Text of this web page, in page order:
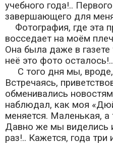
учебного года!..
завершающего для
Фотография, где эта
восседает на моём
Она была даже в газете
неё это фото осталось!..
С того дня мы, вроде,
Встречаясь,
обменивались
наблюдал, как моя
меняется. Маленькая, а
Давно же мы виделись
раз!.. Кажется, года три